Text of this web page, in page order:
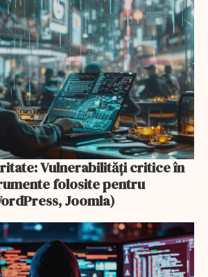
Vulnerabilități critice în
folosite pentru
Joomla)